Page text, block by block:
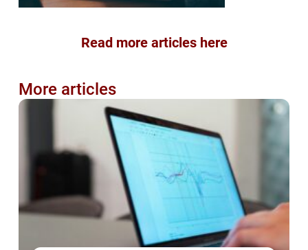
Read more articles here
More articles